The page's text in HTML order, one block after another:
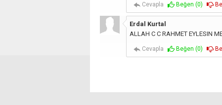
Cevapla Beğen (0)
Erdal Kurtal
ALLAH C C RAHMET EYLESIN
Cevapla Beğen (0)